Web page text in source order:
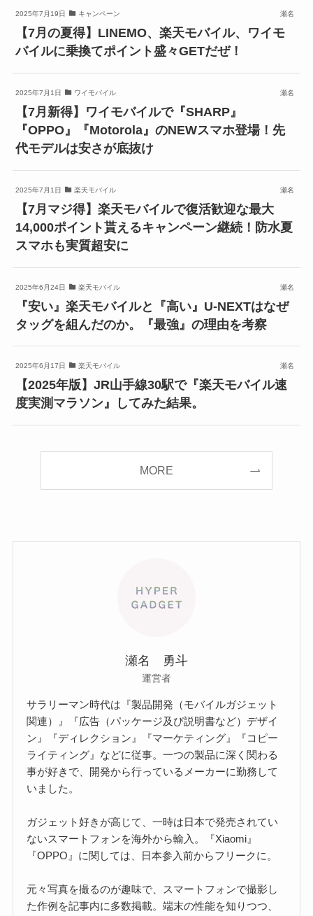
2025年7月19日 キャンペーン 瀬名
【7月の夏得】LINEMO、楽天モバイル、ワイモ
バイルに乗換てポイント盛々GETだぜ！
2025年7月1日 ワイモバイル 瀬名
【7月新得】ワイモバイルで『SHARP』
『OPPO』『Motorola』のNEWスマホ登場！先
代モデルは安さが底抜け
2025年7月1日 楽天モバイル 瀬名
【7月マジ得】楽天モバイルで復活歓迎な最大
14,000ポイント貰えるキャンペーン継続！防水夏
スマホも実質超安に
2025年6月24日 楽天モバイル 瀬名
『安い』楽天モバイルと『高い』U-NEXTはなぜ
タッグを組んだのか。『最強』の理由を考察
2025年6月17日 楽天モバイル 瀬名
【2025年版】JR山手線30駅で『楽天モバイル速
度実測マラソン』してみた結果。
MORE
瀬名 勇斗
運営者
サラリーマン時代は『製品開発（モバイルガジェット
関連）』『広告（パッケージ及び説明書など）デザイ
ン』『ディレクション』『マーケティング』『コピー
ライティング』などに従事。一つの製品に深く関わる
事が好きで、開発から行っているメーカーに勤務して
いました。
ガジェット好きが高じて、一時は日本で発売されてい
ないスマートフォンを海外から輸入。『Xiaomi』
『OPPO』に関しては、日本参入前からフリークに。
元々写真を撮るのが趣味で、スマートフォンで撮影し
た作例を記事内に多数掲載。端末の性能を知りつつ、